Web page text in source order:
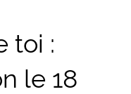
toi :
le 18